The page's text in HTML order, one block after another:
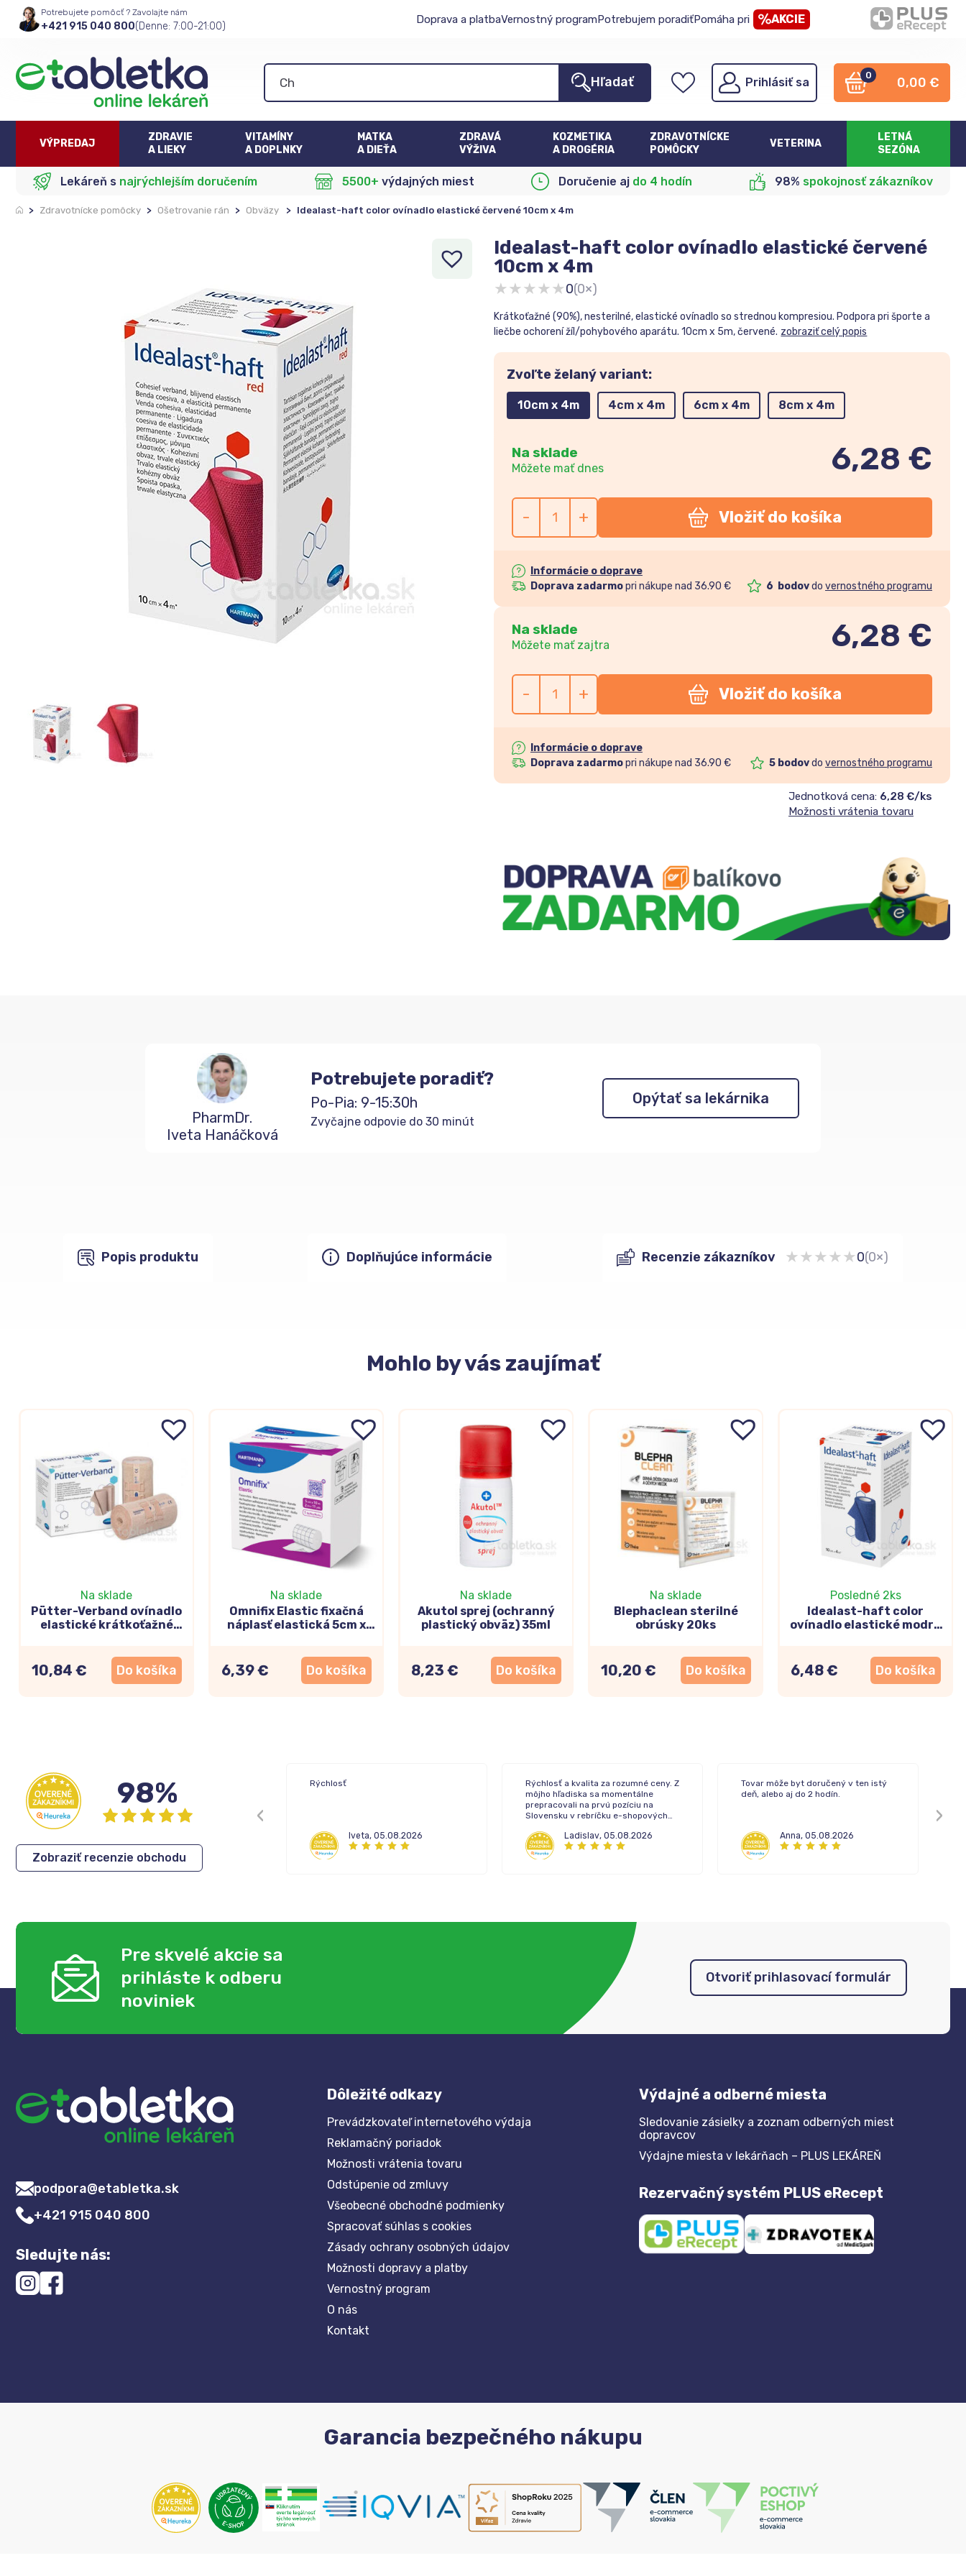
Potrebujete pomôcť ? Zavolajte nám
+421 915 040 800(Denne: 7:00-21:00)
Doprava a platbaVernostný programPotrebujem poradiťPomáha pri AKCIE
Hľadať Prihlásiť sa
0 0,00 €
VÝPREDAJ
ZDRAVIE
A LIEKY
VITAMÍNY
A DOPLNKY
MATKA
A DIEŤA
ZDRAVÁ
VÝŽIVA
KOZMETIKA
A DROGÉRIA
ZDRAVOTNÍCKE
POMÔCKY
VETERINA
LETNÁ
SEZÓNA
Lekáreň s najrýchlejším doručením 5500+ výdajných miest Doručenie aj do 4 hodín 98% spokojnosť zákazníkov
> Zdravotnícke pomôcky > Ošetrovanie rán > Obväzy > Idealast-haft color ovínadlo elastické červené 10cm x 4m
Idealast-haft color ovínadlo elastické červené
10cm x 4m
★★★★★0(0×)
Krátkoťažné (90%), nesterilné, elastické ovínadlo so strednou kompresiou. Podpora pri športe a
liečbe ochorení žíl/pohybového aparátu. 10cm x 5m, červené. zobraziť celý popis
Zvoľte želaný variant:
10cm x 4m 4cm x 4m 6cm x 4m 8cm x 4m
Na sklade
Môžete mať dnes 6,28 €
- + Vložiť do košíka
Informácie o doprave
Doprava zadarmopri nákupe nad 36.90 € 6 bodovdo vernostného programu
Na sklade
Môžete mať zajtra 6,28 €
- + Vložiť do košíka
Informácie o doprave
Doprava zadarmopri nákupe nad 36.90 € 5 bodovdo vernostného programu
Jednotková cena: 6,28 €/ks
Možnosti vrátenia tovaru
PharmDr.
Iveta Hanáčková
Potrebujete poradiť?
Po-Pia: 9-15:30h
Zvyčajne odpovie do 30 minút
Opýtať sa lekárnika
Popis produktu Doplňujúce informácie Recenzie zákazníkov ★★★★★0(0×)
Mohlo by vás zaujímať
Na sklade
Pütter-Verband ovínadlo
elastické krátkoťažné
10,84 € Do košíka
Na sklade
Omnifix Elastic fixačná
náplasť elastická 5cm x
6,39 € Do košíka
Na sklade
Akutol sprej (ochranný
plastický obväz) 35ml
8,23 € Do košíka
Na sklade
Blephaclean sterilné
obrúsky 20ks
10,20 € Do košíka
Posledné 2ks
Idealast-haft color
ovínadlo elastické modré
6,48 € Do košíka
98%
Zobraziť recenzie obchodu
Rýchle dodanie tovaru.
Cenovo dobré produkty
Rýchlosť
Iveta, 05.08.2026
Rýchlosť a kvalita za rozumné ceny. Z
môjho hľadiska sa momentálne
prepracovali na prvú pozíciu na
Slovensku v rebríčku e-shopových
Ladislav, 05.08.2026
Tovar môže byt doručený v ten istý
deň, alebo aj do 2 hodín.
Anna, 05.08.2026
Pre skvelé akcie sa
prihláste k odberu
noviniek
Otvoriť prihlasovací formulár
podpora@etabletka.sk
+421 915 040 800
Sledujte nás:
Dôležité odkazy
Prevádzkovateľ internetového výdaja
Reklamačný poriadok
Možnosti vrátenia tovaru
Odstúpenie od zmluvy
Všeobecné obchodné podmienky
Spracovať súhlas s cookies
Zásady ochrany osobných údajov
Možnosti dopravy a platby
Vernostný program
O nás
Kontakt
Výdajné a odberné miesta
Sledovanie zásielky a zoznam odberných miest
dopravcov
Výdajne miesta v lekárňach – PLUS LEKÁREŇ
Rezervačný systém PLUS eRecept
Garancia bezpečného nákupu